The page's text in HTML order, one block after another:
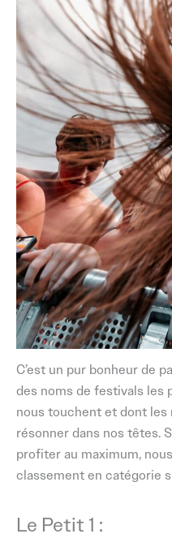
C’est un pur bonheur de
des noms de festivals les
nous touchent et dont
résonner dans nos têtes.
profiter au maximum,
classement en catégorie
Le Petit 1 :